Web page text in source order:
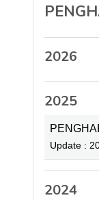
2026
2025
Update :
2024